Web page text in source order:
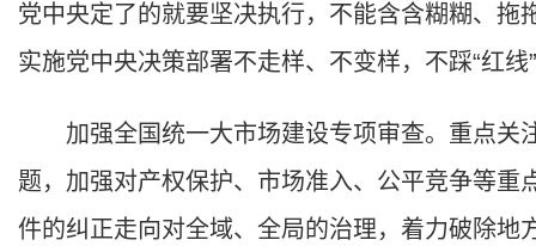
党中央定了的就要坚决执行，不能含含糊糊、拖
实施党中央决策部署不走样、不变样，不踩“红线
加强全国统一大市场建设专项审查。重点关
题，加强对产权保护、市场准入、公平竞争等
件的纠正走向对全域、全局的治理，着力破除